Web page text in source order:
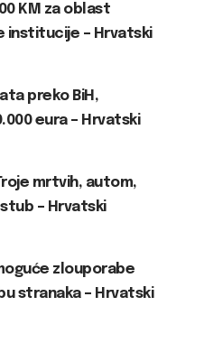
KM za oblast
institucije – Hrvatski
preko BiH,
eura – Hrvatski
Troje mrtvih, autom,
– Hrvatski
zlouporabe
stranaka – Hrvatski